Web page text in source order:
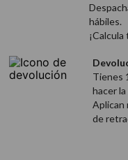
hábiles.
Tienes
hacer
Aplican
de